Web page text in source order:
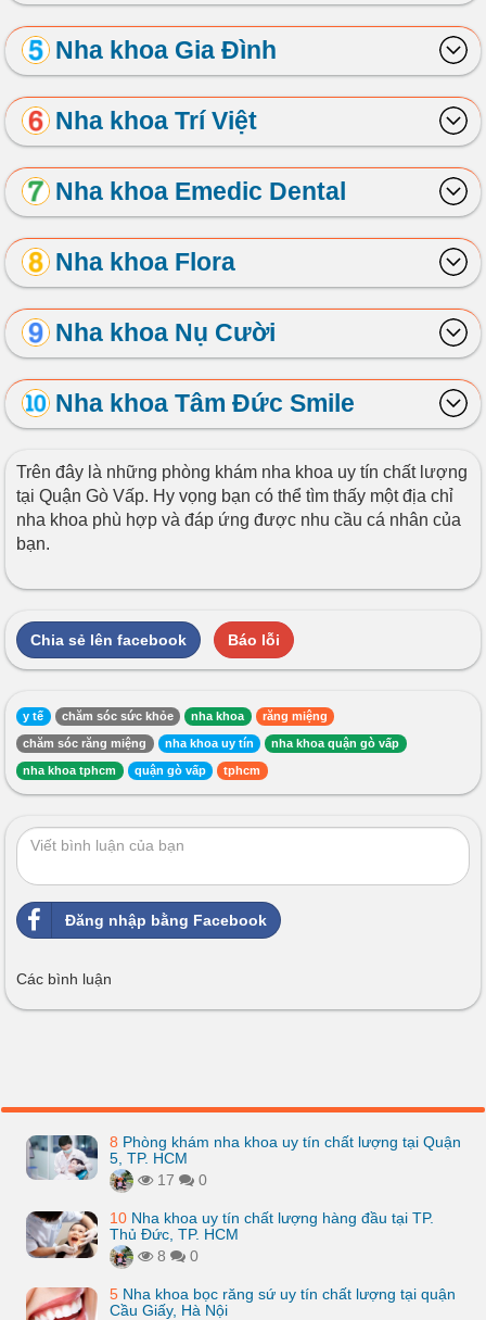
Nha khoa Gia Đình
Nha khoa Trí Việt
Nha khoa Emedic Dental
Nha khoa Flora
Nha khoa Nụ Cười
Nha khoa Tâm Đức Smile
Trên đây là những phòng khám nha khoa uy tín chất lượng
tại Quận Gò Vấp. Hy vọng bạn có thể tìm thấy một địa chỉ
nha khoa phù hợp và đáp ứng được nhu cầu cá nhân của
bạn.
Chia sẻ lên facebook Báo lỗi
y tế chăm sóc sức khỏe nha khoa răng miệng
chăm sóc răng miệng nha khoa uy tín nha khoa quận gò vấp
nha khoa tphcm quận gò vấp tphcm
Đăng nhập bằng Facebook
Các bình luận
8 Phòng khám nha khoa uy tín chất lượng tại Quận
5, TP. HCM
17
0
10 Nha khoa uy tín chất lượng hàng đầu tại TP.
Thủ Đức, TP. HCM
8
0
5 Nha khoa bọc răng sứ uy tín chất lượng tại quận
Cầu Giấy, Hà Nội